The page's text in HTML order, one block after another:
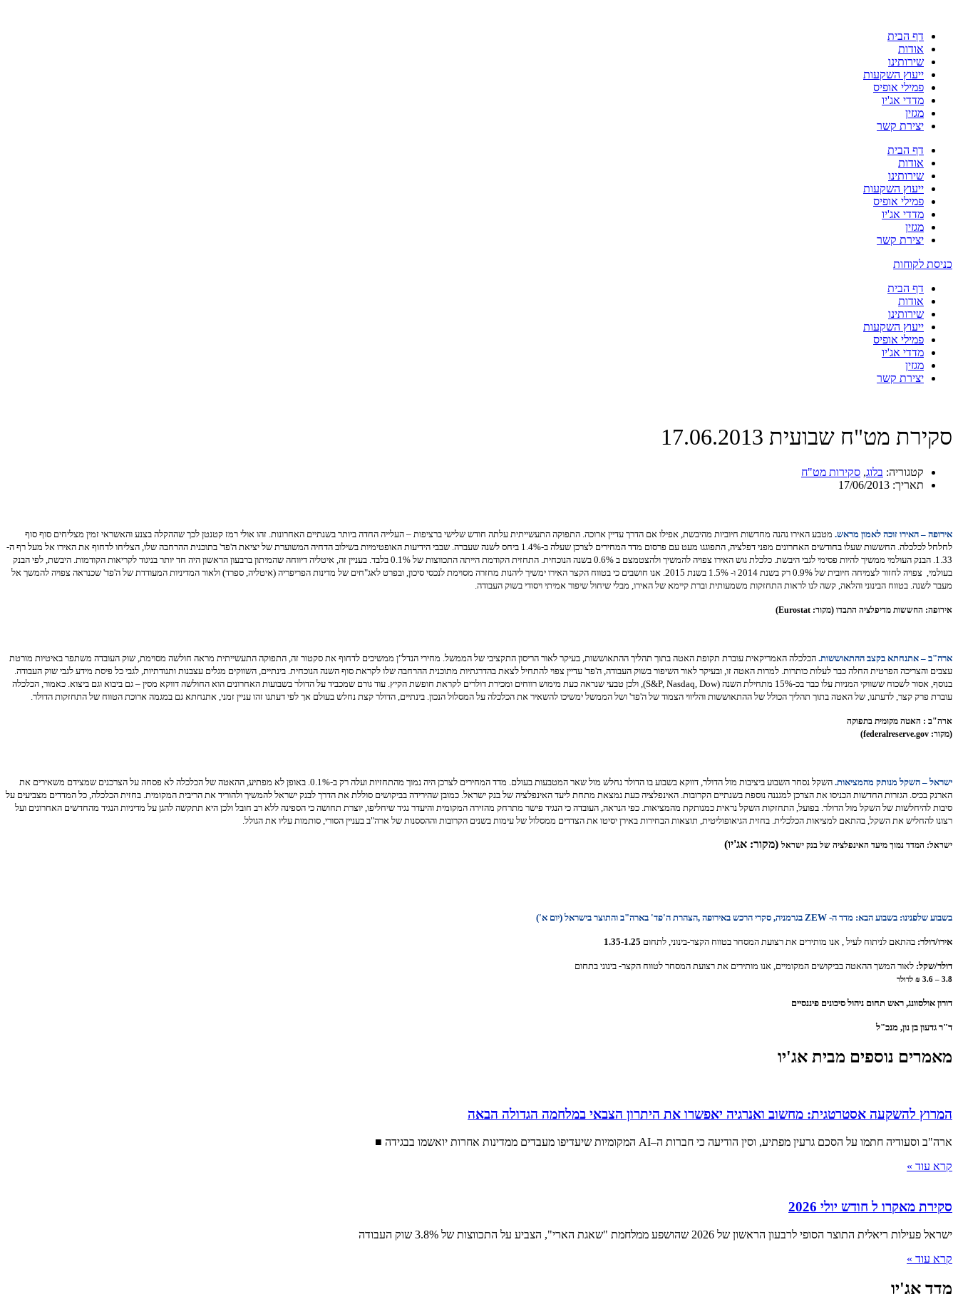
דף הבית
אודות
שירותינו
ייעוץ השקעות
פמילי אופיס
מדדי אג'יו
מגזין
יצירת קשר
דף הבית
אודות
שירותינו
ייעוץ השקעות
פמילי אופיס
מדדי אג'יו
מגזין
יצירת קשר
כניסת לקוחות
דף הבית
אודות
שירותינו
ייעוץ השקעות
פמילי אופיס
מדדי אג'יו
מגזין
יצירת קשר
סקירת מט"ח שבועית 17.06.2013
קטגוריה: בלוג, סקירות מט"ח
תאריך: 17/06/2013
אירופה – האירו זוכה לאמון מראש. מטבע האירו נהנה מחדשות חיוביות מהיבשת, אפילו אם הדרך עדיין ארוכה. התפוקה התעשייתית עלתה חודש שלישי ברציפות – העלייה החדה ביותר בשנתיים האחרונות. זהו אולי רמז קטנטן לכך שההקלה בצנע והאשראי זמין מצליחים סוף סוף
לחלחל לכלכלה. החששות שעלו בחודשים האחרונים מפני דפלציה, התפוגגו מעט עם פרסום מדד המחירים לצרכן שעלה ב-1.4% ביחס לשנה שעברה. שבבי הידיעות האופטימיות בשילוב הדחיה המשוערת של יציאת ה'פד' בתוכנית ההרחבה שלו, הצליחו לדחוף את האירו אל מעל רף ה-
1.33. הבנק העולמי ממשיך להיות פסימי לגבי היבשת. כלכלת גוש האירו צפויה להמשיך ולהצטמצם ב 0.6% בשנה הנוכחית. התחזית הקודמת הייתה התכווצות של 0.1% בלבד. בעניין זה, איטליה דיווחה שהמיתון ברבעון הראשון היה חד יותר בניגוד לקריאות הקודמות. היבשת, לפי הבנק
בעולמי, צפויה לחזור לצמיחה חיובית של 0.9% רק בשנת 2014 ו- 1.5% בשנת 2015. אנו חושבים כי בטווח הקצר האירו ימשיך ליהנות מחזרה מסוימת לנכסי סיכון, ובפרט לאג"חים של מדינות הפריפריה (איטליה, ספרד) ולאור המדיניות המעודדת של ה'פד' שכנראה צפויה להמשך אל
מעבר לשנה. בטווח הבינוני והלאה, קשה לנו לראות התחזקות משמעותית וברת קיימא של האירו, מבלי שיחול שיפור אמיתי ויסודי בשוק העבודה.
אירופה: החששות מדיפלציה התבדו (מקור: Eurostat)
ארה"ב – אתנחתא בקצב ההתאוששות. הכלכלה האמריקאית עוברת תקופת האטה בתוך תהליך ההתאוששות, בעיקר לאור הריסון התקציבי של הממשל. מחירי הנדל"ן ממשיכים לדחוף את סקטור זה, התפוקה התעשייתית מראה חולשה מסוימת, שוק העובדה משתפר באיטיות מורטת
עצבים והצריכה הפרטית החלה כבר לעלות כותרות. למרות האטה זו, ובעיקר לאור השיפור בשוק העבודה, ה'פד' עדיין צפוי להתחיל לצאת בהדרגתיות מתוכנית ההרחבה שלו לקראת סוף השנה הנוכחית. בינתיים, השווקים מגלים עצבנות ותנודתיות, לגבי כל פיסת מידע לגבי שוק העבודה.
בנוסף, אסור לשכוח ששווקי המניות עלו כבר בכ-15% מתחילת השנה (S&P, Nasdaq, Dow), ולכן טבעי שנראה כעת מימוש רווחים ומכירת דולרים לקראת חופשת הקיץ. עוד גורם שמכביד על הדולר בשבועות האחרונים הוא החולשה דווקא מסין – גם ביבוא וגם ביצוא. כאמור, הכלכלה
עוברת פרק קצר, לדעתנו, של האטה בתוך תהליך הכולל של ההתאוששות והליווי הצמוד של ה'פד' ושל הממשל ימשיכו להשאיר את הכלכלה על המסלול הנכון. בינתיים, הדולר קצת נחלש בעולם אך לפי דעתנו זהו עניין זמני, אתנחתא גם במגמה ארוכת הטווח של התחזקות הדולר.
ארה"ב : האטה מקומית בתפוקה
(מקור: federalreserve.gov)
ישראל – השקל מנותק מהמציאות.
השקל נסחר השבוע ביציבות מול הדולר, דווקא בשבוע בו הדולר נחלש מול שאר המטבעות בעולם. מדד המחירים לצרכן היה נמוך מהתחזיות ועלה רק ב-0.1%. באופן לא מפתיע, ההאטה של הכלכלה לא פסחה על הצרכנים שמצידם משאירים את
הארנק בכיס. הגזרות החדשות הכניסו את הצרכן למגננה נוספת בשנתיים הקרובות. האינפלציה כעת נמצאת מתחת ליעד האינפלציה של בנק ישראל. כמובן שהירידה בביקושים סוללת את הדרך לבנק ישראל להמשיך ולהוריד את הריבית המקומית. בחזית הכלכלה, כל המדדים מצביעים על
סיבות להיחלשות של השקל מול הדולר. בפועל, התחזקות השקל נראית כמנותקת מהמציאות. כפי הנראה, העובדה כי הנגיד פישר מתרחק מהזירה המקומית והיעדר נגיד שיחליפו, יוצרת תחושה כי הספינה ללא רב חובל ולכן היא תתקשה להגן על מדיניות הנגיד מהחדשים האחרונים ועל
רצונו להחליש את השקל, בהתאם למציאות הכלכלית. בחזית הגיאופוליטית, תוצאות הבחירות באירן יסיטו את הצדדים ממסלול של עימות בשנים הקרובות וההססנות של ארה"ב בעניין הסורי, סותמות עליו את הגולל.
ישראל: המדד נמוך מיעד האינפלציה של בנק ישראל (מקור: אג'יו)
בשבוע שלפנינו: בשבוע הבא: מדד ה- ZEW בגרמניה, סקרי הרכש באירופה ,הצהרת ה'פד' בארה"ב והתוצר בישראל (יום א')
אירו/דולר: בהתאם לניתוח לעיל , אנו מותירים את רצועת המסחר בטווח הקצר-בינוני, לתחום 1.35-1.25
דולר/שקל: לאור המשך ההאטה בביקושים המקומיים, אנו מותירים את רצועת המסחר לטווח הקצר- בינוני בתחום
3.8 – 3.6 ₪ לדולר
דורון אולסוונג, ראש תחום ניהול סיכונים פיננסיים
ד"ר גדעון בן נון, מנכ"ל
מאמרים נוספים מבית אג'יו
המרוץ להשקעה אסטרטגית: מחשוב ואנרגיה יאפשרו את היתרון הצבאי במלחמה הגדולה הבאה
ארה"ב וסעודיה חתמו על הסכם גרעין מפתיע, וסין הודיעה כי חברות ה–AI המקומיות שיעדיפו מעבדים ממדינות אחרות יואשמו בבגידה ■
קרא עוד »
סקירת מאקרו ל חודש יולי 2026
ישראל פעילות ריאלית התוצר הסופי לרבעון הראשון של 2026 שהושפע ממלחמת "שאגת הארי", הצביע על התכווצות של 3.8% שוק העבודה
קרא עוד »
מדד אג'יו